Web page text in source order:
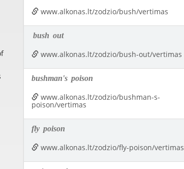
www.alkonas.lt/zodzio/bush/vertimas
bush out
www.alkonas.lt/zodzio/bush-out/vertimas
bushman's poison
www.alkonas.lt/zodzio/bushman-s-
poison/vertimas
fly poison
www.alkonas.lt/zodzio/fly-poison/vertimas